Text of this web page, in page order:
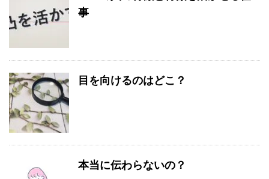
事
目を向けるのはどこ？
本当に伝わらないの？